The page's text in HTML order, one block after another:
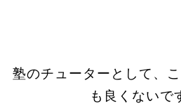
塾のチューターとして、
も良くないで